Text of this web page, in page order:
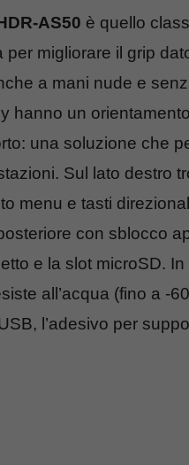
AS50 è quello
per migliorare il grip
a mani nude e
hanno un
una soluzione che
Sul lato destro
menu e tasti
con sblocco
e la slot microSD. In
all’acqua (fino a -
l’adesivo per